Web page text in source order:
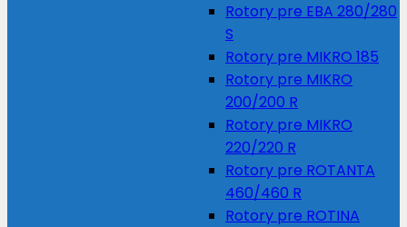
Rotory pre EBA 280/280
S
Rotory pre MIKRO 185
Rotory pre MIKRO
200/200 R
Rotory pre MIKRO
220/220 R
Rotory pre ROTANTA
460/460 R
Rotory pre ROTINA